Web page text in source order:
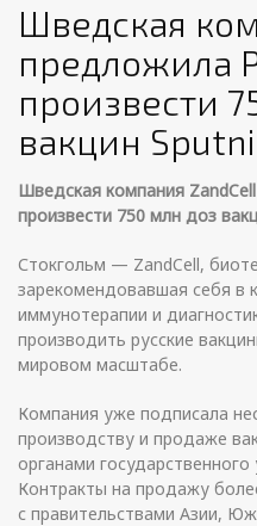
Шведская
предложила
произвести
вакцин
Шведская компания ZandCell
произвести 750 млн доз
Стокгольм — ZandCell,
зарекомендовавшая себя в
иммунотерапии и
производить русские
мировом масштабе.
Компания уже подписала
производству и продаже
органами
Контракты на продажу
с правительствами Азии,